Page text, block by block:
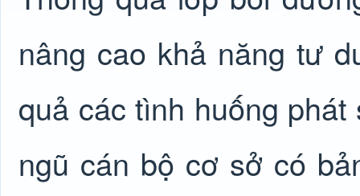
nâng cao khả năng tư
quả các tình huống
ngũ cán bộ cơ sở có